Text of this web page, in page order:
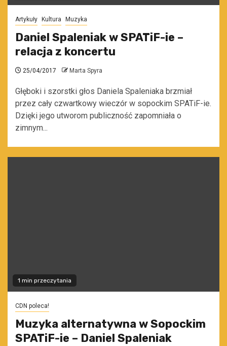
Artykuły Kultura Muzyka
Daniel Spaleniak w SPATiF-ie –
relacja z koncertu
25/04/2017 Marta Spyra
Głęboki i szorstki głos Daniela Spaleniaka brzmiał
przez cały czwartkowy wieczór w sopockim SPATiF-ie.
Dzięki jego utworom publiczność zapomniała o
zimnym...
1 min przeczytania
CDN poleca!
Muzyka alternatywna w Sopockim
SPATiF-ie – Daniel Spaleniak